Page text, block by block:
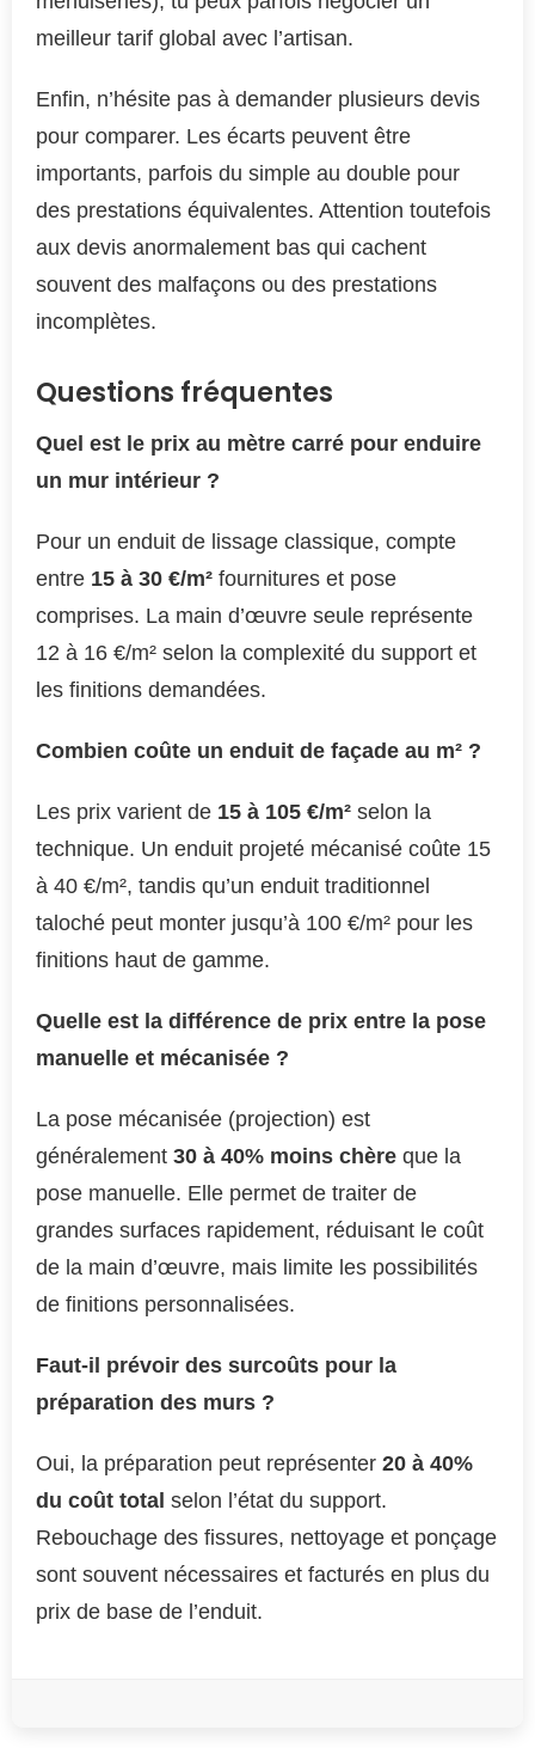
meilleur tarif global avec l’artisan.
Enfin, n’hésite pas à demander plusieurs devis
pour comparer. Les écarts peuvent être
importants, parfois du simple au double pour
des prestations équivalentes. Attention toutefois
aux devis anormalement bas qui cachent
souvent des malfaçons ou des prestations
incomplètes.
Questions fréquentes
Quel est le prix au mètre carré pour enduire
un mur intérieur ?
Pour un enduit de lissage classique, compte
entre 15 à 30 €/m² fournitures et pose
comprises. La main d’œuvre seule représente
12 à 16 €/m² selon la complexité du support et
les finitions demandées.
Combien coûte un enduit de façade au m² ?
Les prix varient de 15 à 105 €/m² selon la
technique. Un enduit projeté mécanisé coûte 15
à 40 €/m², tandis qu’un enduit traditionnel
taloché peut monter jusqu’à 100 €/m² pour les
finitions haut de gamme.
Quelle est la différence de prix entre la pose
manuelle et mécanisée ?
La pose mécanisée (projection) est
généralement 30 à 40% moins chère que la
pose manuelle. Elle permet de traiter de
grandes surfaces rapidement, réduisant le coût
de la main d’œuvre, mais limite les possibilités
de finitions personnalisées.
Faut-il prévoir des surcoûts pour la
préparation des murs ?
Oui, la préparation peut représenter 20 à 40%
du coût total selon l’état du support.
Rebouchage des fissures, nettoyage et ponçage
sont souvent nécessaires et facturés en plus du
prix de base de l’enduit.